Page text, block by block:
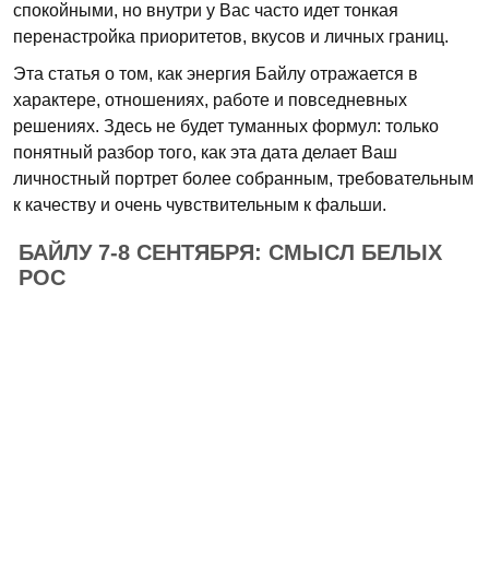
спокойными, но внутри у Вас часто идет тонкая
перенастройка приоритетов, вкусов и личных границ.
Эта статья о том, как энергия Байлу отражается в
характере, отношениях, работе и повседневных
решениях. Здесь не будет туманных формул: только
понятный разбор того, как эта дата делает Ваш
личностный портрет более собранным, требовательным
к качеству и очень чувствительным к фальши.
БАЙЛУ 7-8 СЕНТЯБРЯ: СМЫСЛ БЕЛЫХ
РОС